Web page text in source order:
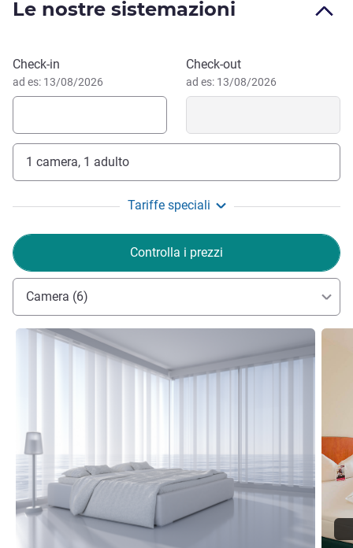
dalla mentalità aperta di Offenburg, il vivace paesaggio
Benvenuti al Mercure Hotel Offenburg!
Philipp Kehder, Gestione hotel
Le nostre sistemazioni
Prenota questo hotel
Check-in
ad es: 13/08/2026
Check-out
ad es: 13/08/2026
1 camera, 1 adulto
Tariffe speciali
Controlla i prezzi
Camera (6)
Visualizza dettagli